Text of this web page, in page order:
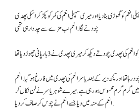
کو گھوڑی بنا دیا اور میری سہیلی انعم کی کمر کو پکڑ کر اسکی پھدی
چودنے لگا. انعم اب مزے سے چدوا رہی تھی
رہا تھااور کچھ دیر کے بعد یاسر انعم کی پھدی میں فارغ ہو گیا. انعم
میں گرم گرم محسوس ہو رہی ہے. میرے شوہر یاسر نے لن نکال کر
انعم کے منہ میں دیا جسے انعم نے چوس کر صاف کر دیا.